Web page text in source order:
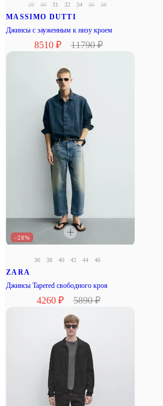
29 30 31 32 34 36 38
MASSIMO DUTTI
Джинсы с зауженным к низу кроем
8510 ₽ 11790 ₽
–28%
36 38 40 42 44 46
ZARA
Джинсы Tapered свободного кроя
4260 ₽ 5890 ₽